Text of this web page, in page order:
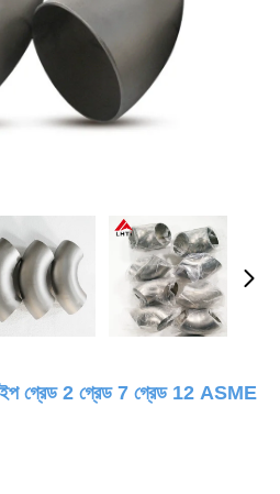
গ্রেড 2 গ্রেড 7 গ্রেড 12 ASME